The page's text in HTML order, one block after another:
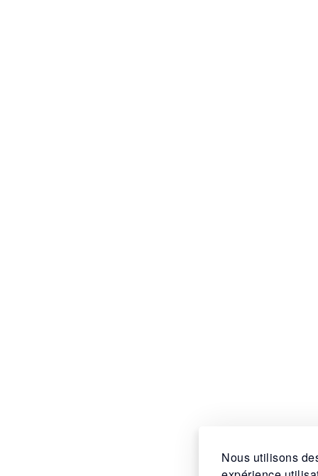
Nous utilisons